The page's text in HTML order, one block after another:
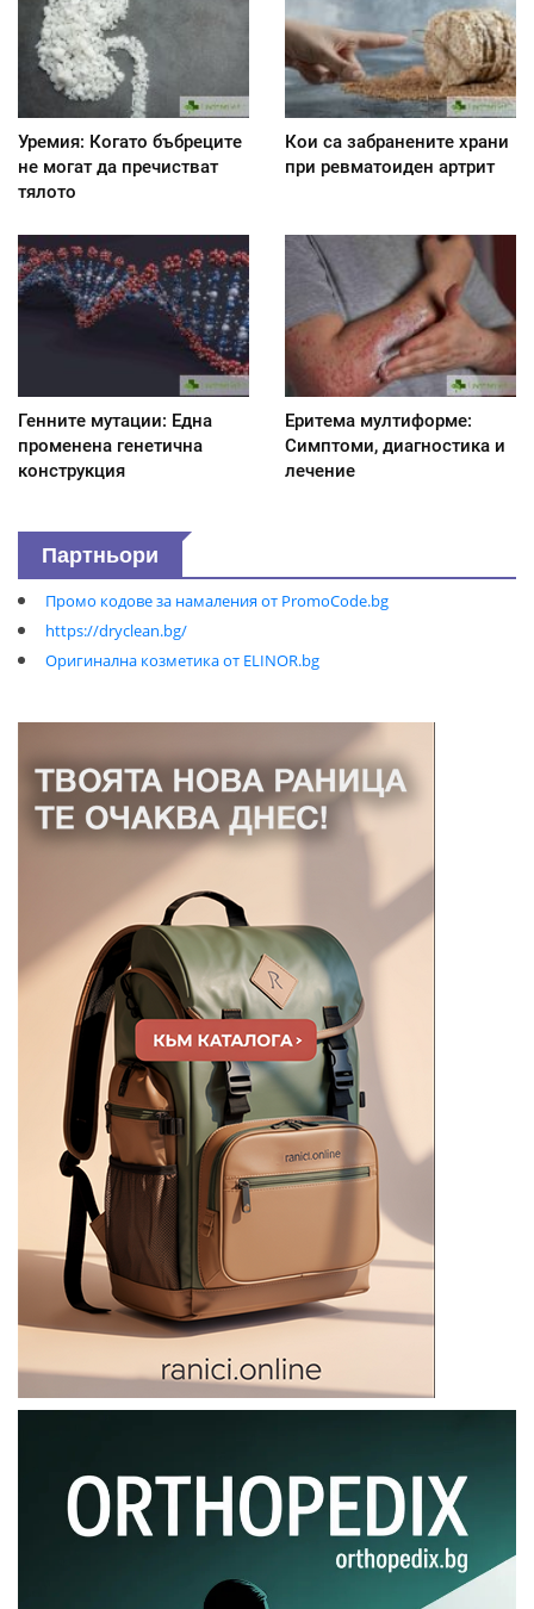
Уремия: Когато бъбреците
не могат да пречистват
тялото
Кои са забранените храни
при ревматоиден артрит
Генните мутации: Една
променена генетична
конструкция
Еритема мултиформе:
Симптоми, диагностика и
лечение
Партньори
Промо кодове за намаления от PromoCode.bg
https://dryclean.bg/
Оригинална козметика от ELINOR.bg